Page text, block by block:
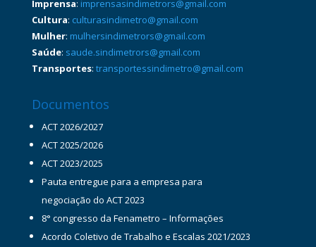
Imprensa: imprensasindimetrors@gmail.com
Cultura: culturasindimetro@gmail.com
Mulher: mulhersindimetrors@gmail.com
Saúde: saude.sindimetrors@gmail.com
Transportes: transportessindimetro@gmail.com
Documentos
ACT 2026/2027
ACT 2025/2026
ACT 2023/2025
Pauta entregue para a empresa para
negociação do ACT 2023
8° congresso da Fenametro – Informações
Acordo Coletivo de Trabalho e Escalas 2021/2023